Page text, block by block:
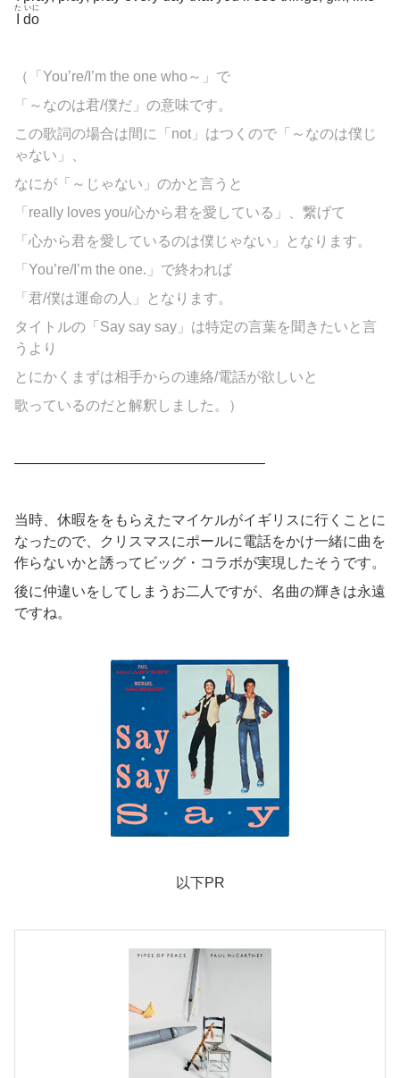
た
do
いに
（「You’re/I’m the one who～」で
「～なのは君/僕だ」の意味です。
この歌詞の場合は間に「not」はつくので「～なのは僕じ
ゃない」、
なにが「～じゃない」のかと言うと
「really loves you/心から君を愛している」、繋げて
「心から君を愛しているのは僕じゃない」となります。
「You’re/I’m the one.」で終われば
「君/僕は運命の人」となります。
タイトルの「Say say say」は特定の言葉を聞きたいと言
うより
とにかくまずは相手からの連絡/電話が欲しいと
歌っているのだと解釈しました。）
—————————————————–
当時、休暇ををもらえたマイケルがイギリスに行くことに
なったので、クリスマスにポールに電話をかけ一緒に曲を
作らないかと誘ってビッグ・コラボが実現したそうです。
後に仲違いをしてしまうお二人ですが、名曲の輝きは永遠
ですね。
以下PR